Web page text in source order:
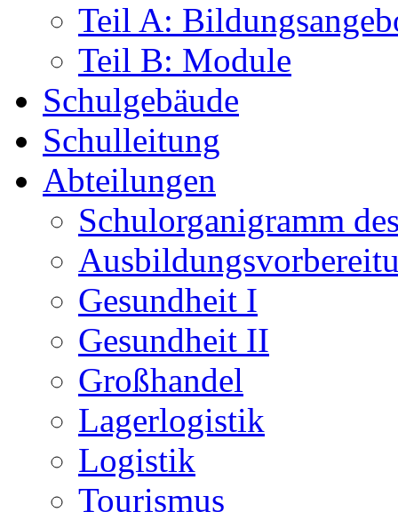
Teil A:
Teil B: Module
Schulgebäude
Schulleitung
Abteilungen
Schulorganigramm
Gesundheit I
Gesundheit II
Großhandel
Lagerlogistik
Logistik
Tourismus